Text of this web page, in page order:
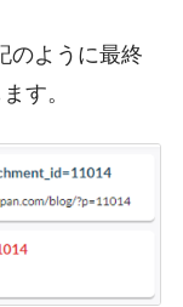
のように最終
す。